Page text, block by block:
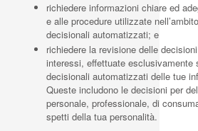
richiedere informazioni chiare ed
e alle procedure utilizzate
decisionali automatizzati; e
richiedere la revisione delle
interessi, effettuate esclusivamente
decisionali automatizzati delle tue
Queste includono le decisioni per
personale, professionale, di
spetti della tua personalità.